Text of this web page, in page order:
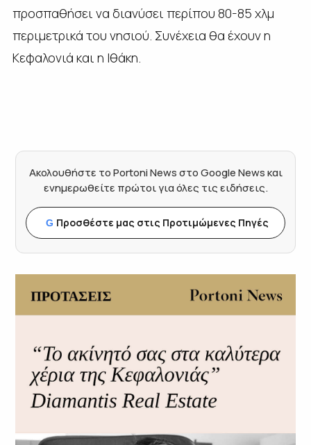
προσπαθήσει να διανύσει περίπου 80-85 χλμ
περιμετρικά του νησιού. Συνέχεια θα έχουν η
Κεφαλονιά και η Ιθάκη.
Ακολουθήστε το Portoni News στο Google News και
ενημερωθείτε πρώτοι για όλες τις ειδήσεις.
G Προσθέστε μας στις Προτιμώμενες Πηγές